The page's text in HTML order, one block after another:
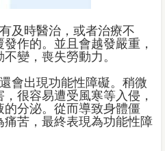
及時醫治，或者治療不
作的。並且會越發嚴重，
變，喪失勞動力。
會出現功能性障礙。稍微
很容易遭受風寒等入侵，
分泌。從而導致身體僵
苦，最終表現為功能性障